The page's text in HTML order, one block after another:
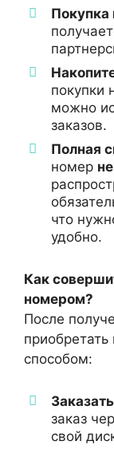
Покупка
покупки
можно
заказов.
Полная
номер
что
удобно.
Как
номером?
После
способом:
заказ
свой